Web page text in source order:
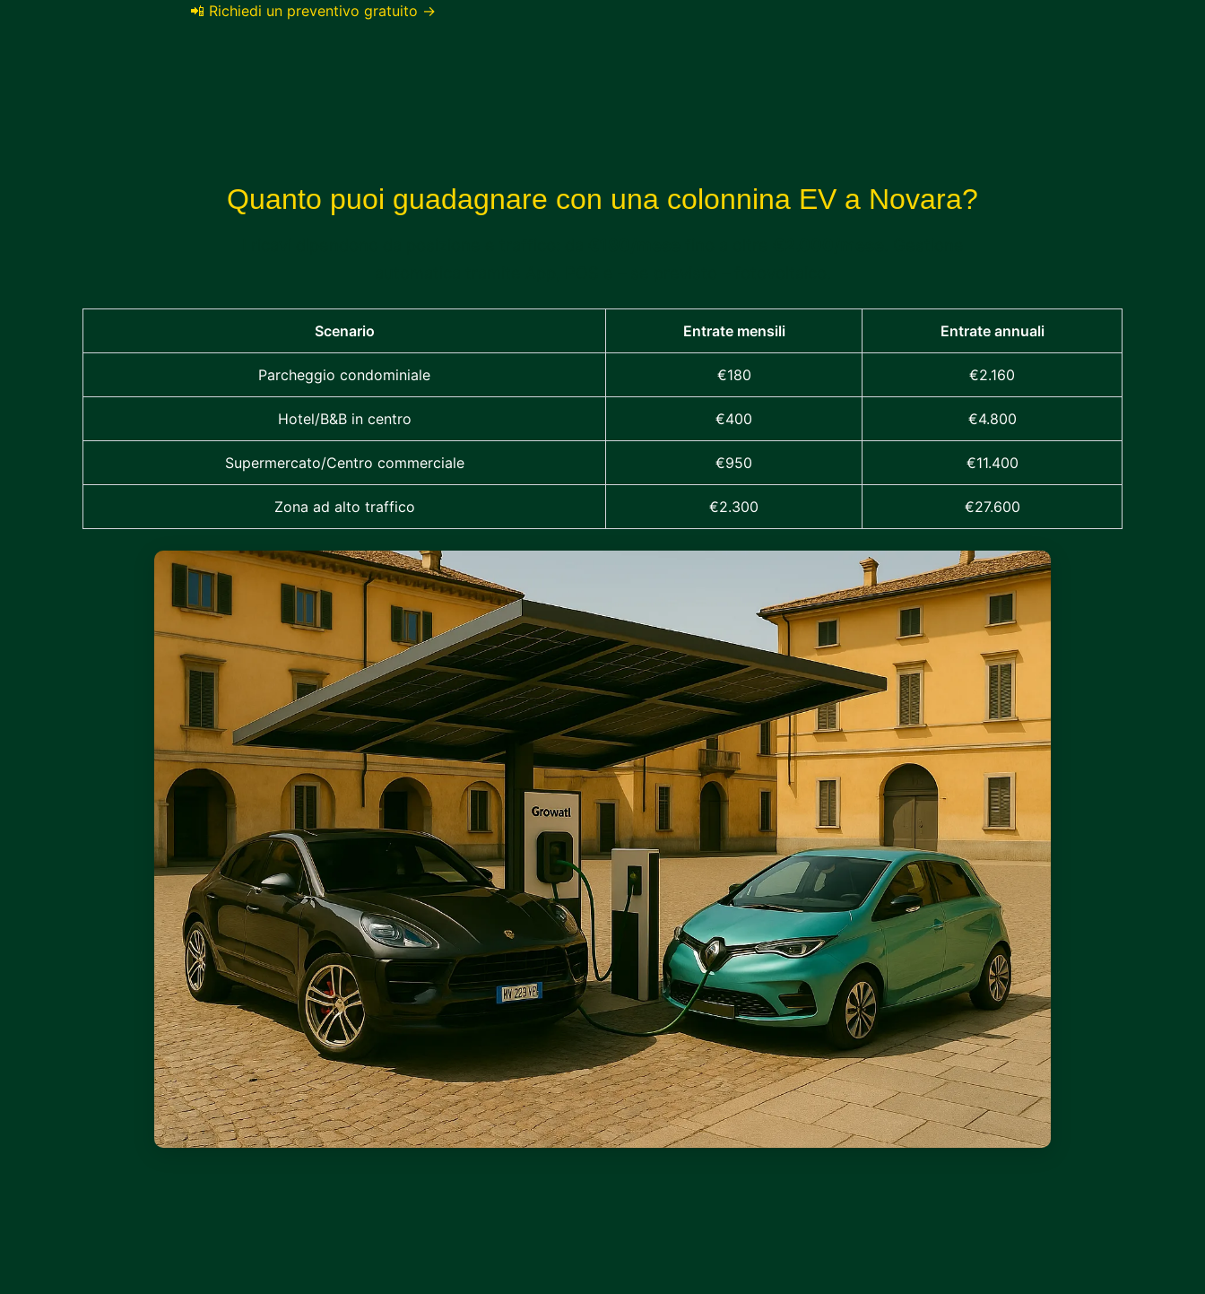
📲 Richiedi un preventivo gratuito →
Quanto puoi guadagnare con una colonnina EV a Novara?
Scenario Entrate mensili Entrate annuali
Parcheggio condominiale €180 €2.160
Hotel/B&B in centro €400 €4.800
Supermercato/Centro commerciale €950 €11.400
Zona ad alto traffico €2.300 €27.600